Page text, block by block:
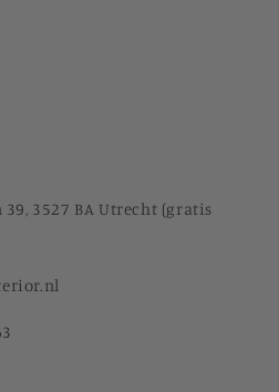
3527 BA Utrecht (gratis